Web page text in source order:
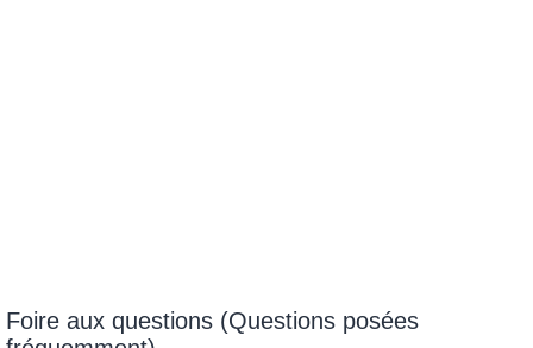
Foire aux questions (Questions posées